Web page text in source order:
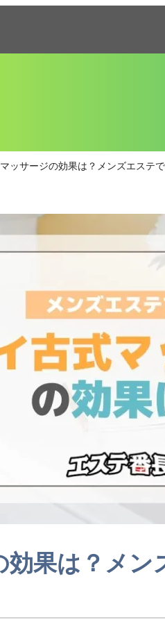
ッサージの効果は？メンズエステで
果は？メン